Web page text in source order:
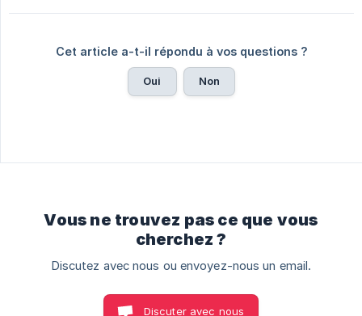
Cet article a-t-il répondu à vos questions ?
Oui Non
Vous ne trouvez pas ce que vous
cherchez ?
Discutez avec nous ou envoyez-nous un email.
Discuter avec nous